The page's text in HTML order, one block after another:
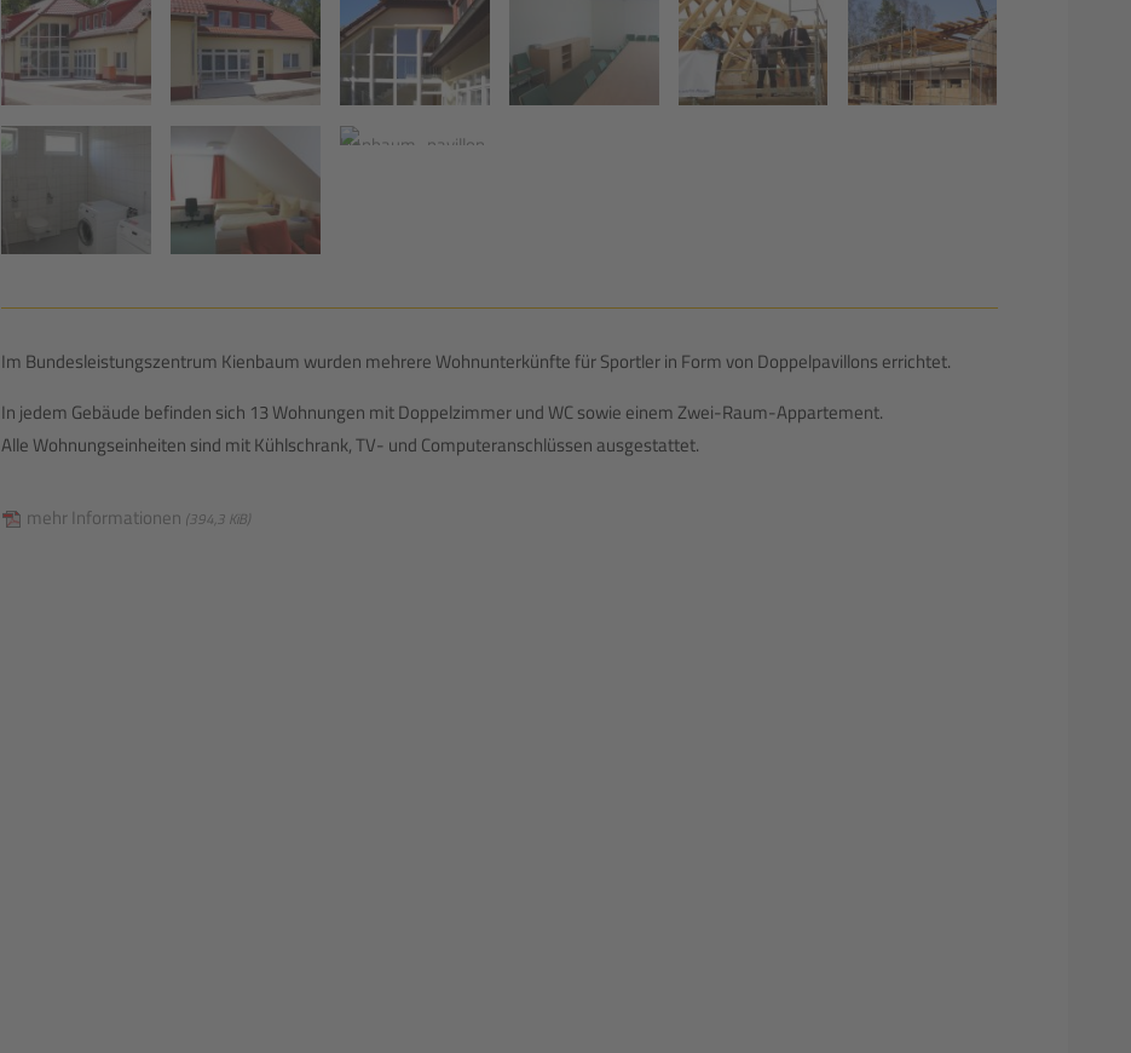
Im Bundesleistungszentrum Kienbaum wurden mehrere Wohnunterkünfte für Sportler in Form von Doppelpavillons errichtet.
In jedem Gebäude befinden sich 13 Wohnungen mit Doppelzimmer und WC sowie einem Zwei-Raum-Appartement.
Alle Wohnungseinheiten sind mit Kühlschrank, TV- und Computeranschlüssen ausgestattet.
mehr Informationen (394,3 KiB)